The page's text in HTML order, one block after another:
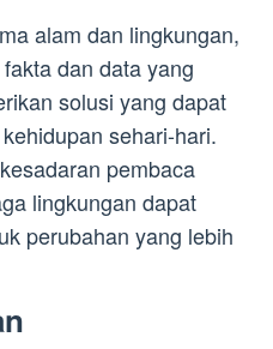
alam dan lingkungan,
dan data yang
solusi yang dapat
sehari-hari.
pembaca
lingkungan dapat
perubahan yang lebih